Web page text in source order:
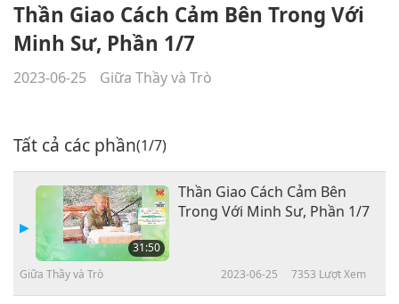
Thần Giao Cách Cảm Bên Trong Với
Minh Sư, Phần 1/7
2023-06-25 Giữa Thầy và Trò
Tất cả các phần(1/7)
31:50
Thần Giao Cách Cảm Bên
Trong Với Minh Sư, Phần 1/7
Giữa Thầy và Trò 2023-06-25 7353 Lượt Xem